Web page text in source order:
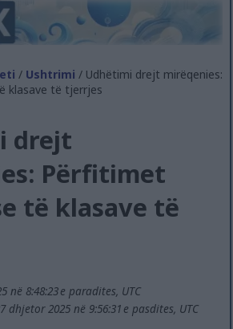
/ Ushtrimi / Udhëtimi drejt mirëqenies:
klasave të tjerrjes
drejt
Përfitimet
të klasave të
në 8:48:23 e paradites, UTC
2025 në 9:56:31 e pasdites, UTC